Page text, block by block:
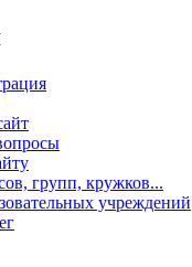
групп, кружков...
учреждений